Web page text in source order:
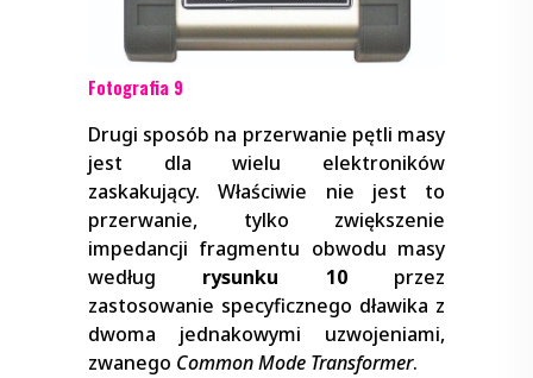
Fotografia 9
Drugi sposób na przerwanie pętli masy
jest dla wielu elektroników
zaskakujący. Właściwie nie jest to
przerwanie, tylko zwiększenie
impedancji fragmentu obwodu masy
według rysunku 10przez
zastosowanie specyficznego dławika z
dwoma jednakowymi uzwojeniami,
zwanego Common Mode Transformer.